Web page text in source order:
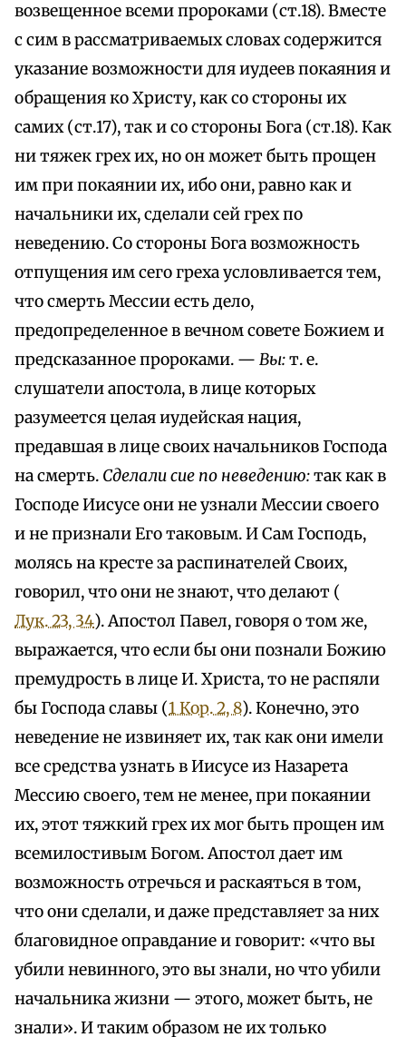
возвещенное всеми пророками (ст.18). Вместе
с сим в рассматриваемых словах содержится
указание возможности для иудеев покаяния и
обращения ко Христу, как со стороны их
самих (ст.17), так и со стороны Бога (ст.18). Как
ни тяжек грех их, но он может быть прощен
им при покаянии их, ибо они, равно как и
начальники их, сделали сей грех по
неведению. Со стороны Бога возможность
отпущения им сего греха условливается тем,
что смерть Мессии есть дело,
предопределенное в вечном совете Божием и
предсказанное пророками. — Вы:т. е.
слушатели апостола, в лице которых
разумеется целая иудейская нация,
предавшая в лице своих начальников Господа
на смерть. Сделали сие по неведению:так как в
Господе Иисусе они не узнали Мессии своего
и не признали Его таковым. И Сам Господь,
молясь на кресте за распинателей Своих,
говорил, что они не знают, что делают (
Лук. 23, 34). Апостол Павел, говоря о том же,
выражается, что если бы они познали Божию
премудрость в лице И. Христа, то не распяли
бы Господа славы (1 Кор. 2, 8). Конечно, это
неведение не извиняет их, так как они имели
все средства узнать в Иисусе из Назарета
Мессию своего, тем не менее, при покаянии
их, этот тяжкий грех их мог быть прощен им
всемилостивым Богом. Апостол дает им
возможность отречься и раскаяться в том,
что они сделали, и даже представляет за них
благовидное оправдание и говорит: «что вы
убили невинного, это вы знали, но что убили
начальника жизни — этого, может быть, не
знали». И таким образом не их только